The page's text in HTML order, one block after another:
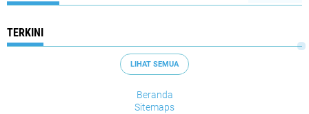
TERKINI
LIHAT SEMUA
Beranda
Sitemaps